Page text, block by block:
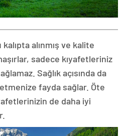
alınmış ve kalite
sadece kıyafetleriniz
Sağlık açısında da
fayda sağlar. Öte
de daha iyi